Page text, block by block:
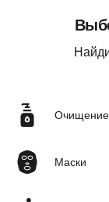
Очищение
Маски